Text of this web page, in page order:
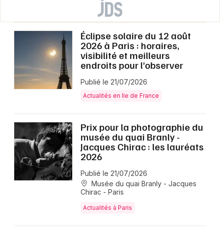
Éclipse solaire du 12 août
2026 à Paris : horaires,
visibilité et meilleurs
endroits pour l’observer
Publié le 21/07/2026
Actualités en Ile de France
Prix pour la photographie du
musée du quai Branly -
Jacques Chirac : les lauréats
2026
Publié le 21/07/2026
Musée du quai Branly - Jacques
Chirac - Paris
Actualités à Paris